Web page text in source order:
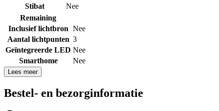
Stibat
Nee
Remaining
Inclusief lichtbron Nee
Aantal lichtpunten 3
Geïntegreerde LED Nee
Smarthome
Nee
Lees meer
Bestel- en bezorginformatie